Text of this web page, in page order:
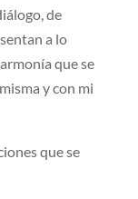
de
a lo
que se
y con mi
que se